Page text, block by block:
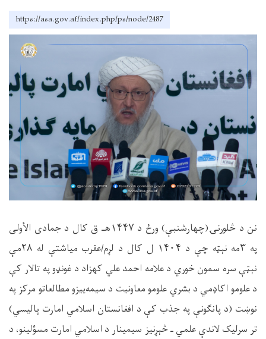
https://asa.gov.af/index.php/ps/node/2487
نن د څلورنۍ(چهارشنبې) ورځ د ۱۴۴۷هـ ق کال د جمادی الأولی
په ۳مه نېټه چې د ۱۴۰۴ ل کال د لړم/عقرب میاشتې له ۲۸مې
نېټې سره سمون خوري د علامه احمد علي کهزاد د غونډو په تالار کې
د علومو اکاډمي د بشري علومو معاونیت د سیمه‌ییزو مطالعاتو مرکز په
نوښت (د پانګونې په جذب کې د افغانستان اسلامي امارت پالیسي)
تر سرلیک لاندې علمي ـ څېړنيز سیمینار د اسلامي امارت مسؤلینو، د